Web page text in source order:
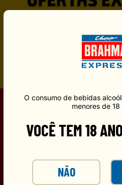
O consumo de bebidas
menores de 18
VOCÊ TEM 18
NÃO
VOCÊ PODE